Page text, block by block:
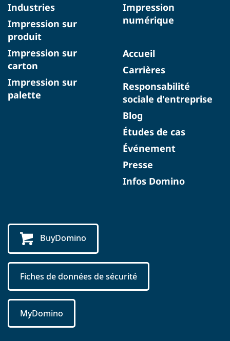
Industries
Impression sur
produit
Impression sur
carton
Impression sur
palette
Impression
numérique
Accueil
Carrières
Responsabilité
sociale d'entreprise
Blog
Études de cas
Événement
Presse
Infos Domino
BuyDomino
Fiches de données de sécurité
MyDomino